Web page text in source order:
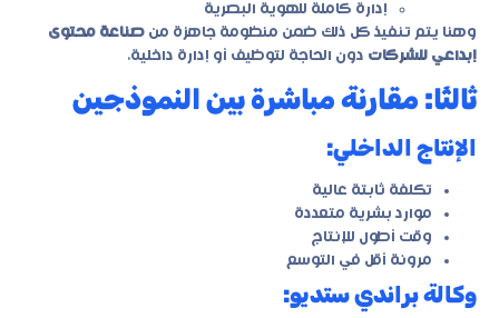
إدارة كاملة للهوية البصرية
وهنا يتم تنفيذ كل ذلك ضمن منظومة جاهزة من صناعة محتوى
إبداعي للشركات دون الحاجة لتوظيف أو إدارة داخلية.
ثالثًا: مقارنة مباشرة بين النموذجين
الإنتاج الداخلي:
تكلفة ثابتة عالية
موارد بشرية متعددة
وقت أطول للإنتاج
مرونة أقل في التوسع
وكالة براندي ستديو: